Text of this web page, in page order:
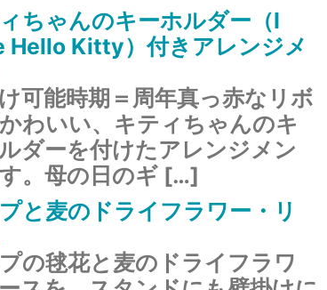
ちゃんのキーホルダー（I
Hello Kitty）付きアレンジメ
可能時期＝周年真っ赤なリボ
わいい、キティちゃんのキ
ダーを付けたアレンジメン
す。母の日のギ […]
と麦のドライフラワー・リ
の毬花と麦のドライフラワ